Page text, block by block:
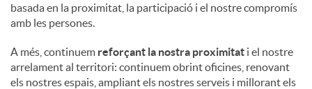
basada en la proximitat, la participació i el nostre compromís
amb les persones.
A més, continuem reforçant la nostra proximitat i el nostre
arrelament al territori: continuem obrint oficines, renovant
els nostres espais, ampliant els nostres serveis i millorant els